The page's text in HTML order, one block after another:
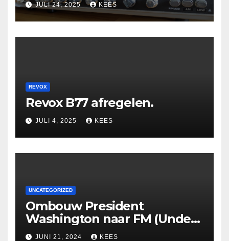
JULI 24, 2025 KEES
REVOX
Revox B77 afregelen.
JULI 4, 2025 KEES
UNCATEGORIZED
Ombouw President
Washington naar FM (Under
Construction)
JUNI 21, 2024 KEES